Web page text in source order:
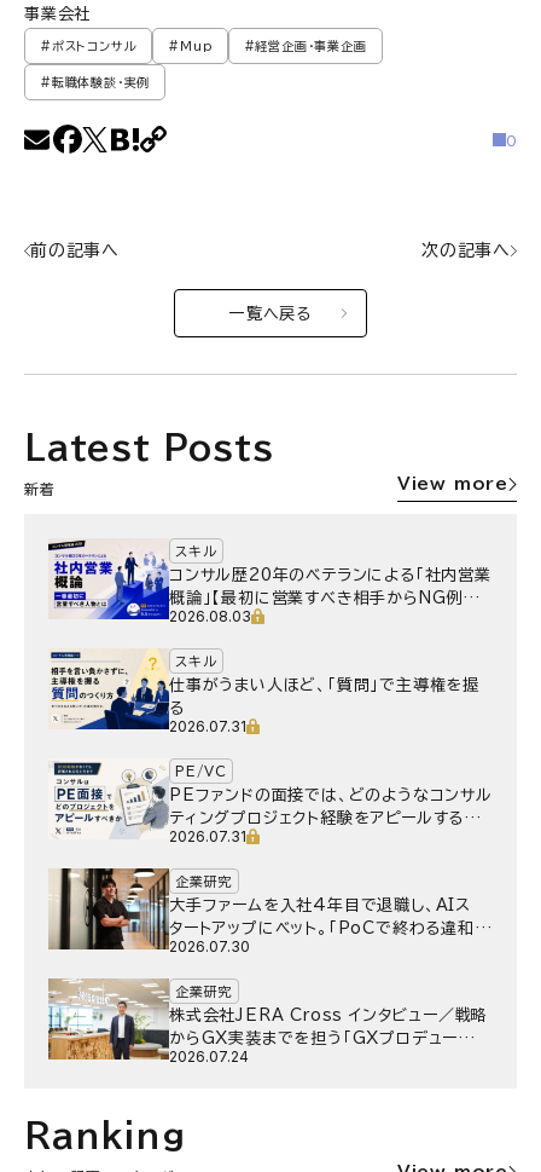
事業会社
#ポストコンサル #Mup #経営企画・事業企画
#転職体験談・実例
0
前の記事へ
一覧へ戻る
次の記事へ
Latest Posts
新着 View more
スキル
コンサル歴20年のベテランによる「社内営業
概論」【最初に営業すべき相手からNG例ま
で】
2026.08.03
スキル
仕事がうまい人ほど、「質問」で主導権を握
る
2026.07.31
PE/VC
PEファンドの面接では、どのようなコンサル
ティングプロジェクト経験をアピールするべ
きか
2026.07.31
企業研究
大手ファームを入社4年目で退職し、AIス
タートアップにベット。｢PoCで終わる違和
感｣はどうなったのか／Gen-AX株式会社
2026.07.30
企業研究
株式会社JERA Cross インタビュー／戦略
からGX実装までを担う「GXプロデュー
サー」というキャリア
2026.07.24
Ranking